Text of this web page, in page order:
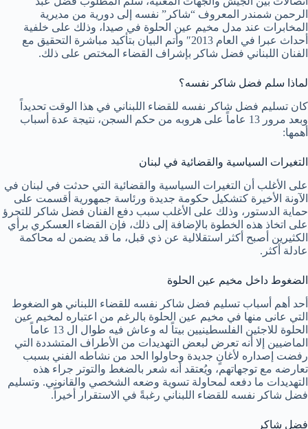
الرحمن شمندر المعروف “شاكر” نفسه إلى دورية من مديرية
المخابرات عند مدل مخيم عين الحلوة في صيدا، وذلك على خلفية
أحداث عبرا في العام 2013″ وأتم البيان بتأكيد مباشرة التحقيق مع
الفنان اللبناني فضل شاكر بإشراف القضاء المختص على ذلك.
لماذا سلم فضل شاكر نفسه؟
كان تسليم فضل شاكر نفسه للقضاء اللبناني في هذا الوقت تحديداً
وبعد مرور 13 عاماً على هروبه من حكم السجن، نتيجة عدة أسباب
أهمها:
التغيرات السياسية والقضائية في لبنان
على الأغلب أن التغيرات السياسية والقضائية التي حدثت في لبنان في
الآونة الأخيرة كتشكيل حكومة جديدة ورئاسة جمهورية أقسمت على
حماية الدستور، وذلك على الأغلب سبب دفع الفنان فضل شاكر للتجرؤ
على اتخاذ هذه الخطوة بالإضافة إلى ذلك، فإن القضاء العسكري برأي
الكثيرين أصبح أكثر استقلالية عن ذي قبل، ما قد يضمن له محاكمة
عادلة أكثر.
الضغوط داخل مخيم عين الحلوة
أحد أهم أسباب تسليم فضل شاكر نفسه للقضاء اللبناني هو الضغوط
التي عانى منها في مخيم عين الحلوة بالرغم من اعتباره لمخيم عين
الحلوة للاجئين الفلسطينيين بيتاً له وعاش فيه طوال ال 13 عاماً
الماضيين إلا أنه تعرض لبعض التهديدات من الأطراف المتشددة التي
رفضت إصداره لأغانٍ جديدة وحاولوا الحد من نشاطه الفني بسبب
تعارضه مع توجهاتهم، ويُعتقد أنه شعر بالضغط والتوتر جراء هذه
التهديدات ما دفعه لمحاولة تسوية وضعه الشخصي والقانوني. وتسليم
فضل شاكر نفسه للقضاء اللبناني رغبةً في الاستقرار أخيراً.
فضل شاكر